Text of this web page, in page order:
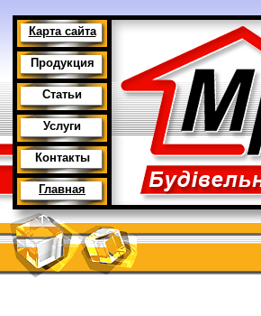
Карта сайта
Продукция
Статьи
Услуги
Контакты
Главная